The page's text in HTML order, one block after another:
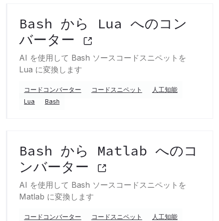
Bash から Lua へのコン
バーター
AI を使用して Bash ソースコードスニペットを
Lua に変換します
コードコンバーター コードスニペット
人工知能
Lua
Bash
Bash から Matlab へのコ
ンバーター
AI を使用して Bash ソースコードスニペットを
Matlab に変換します
コードコンバーター コードスニペット
人工知能